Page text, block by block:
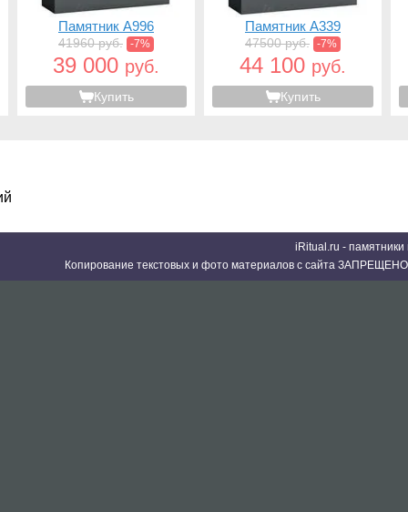
Памятник A996
41960 руб. -7%
39 000 руб.
Купить
Памятник A339
47500 руб. -7%
44 100 руб.
Купить
iRitual.ru -
Копирование текстовых и фото материалов с сайта